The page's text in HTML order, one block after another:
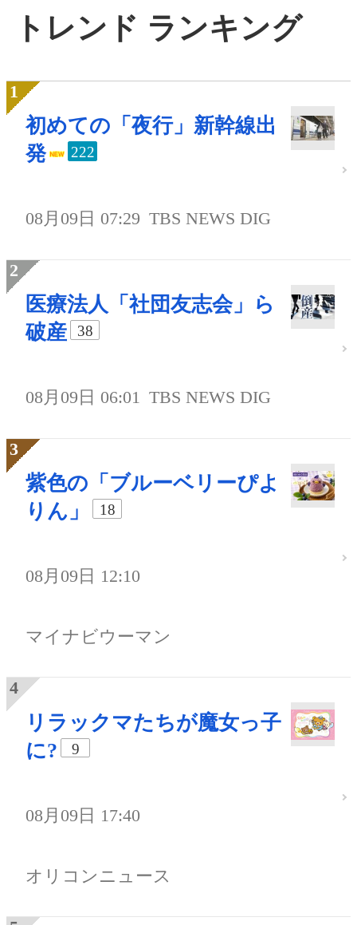
トレンド ランキング
初めての「夜行」新幹線出
発
222
08月09日 07:29 TBS NEWS DIG
医療法人「社団友志会」ら
破産
38
08月09日 06:01 TBS NEWS DIG
紫色の「ブルーベリーぴよ
りん」
18
08月09日 12:10
マイナビウーマン
リラックマたちが魔女っ子
に?
9
08月09日 17:40
オリコンニュース